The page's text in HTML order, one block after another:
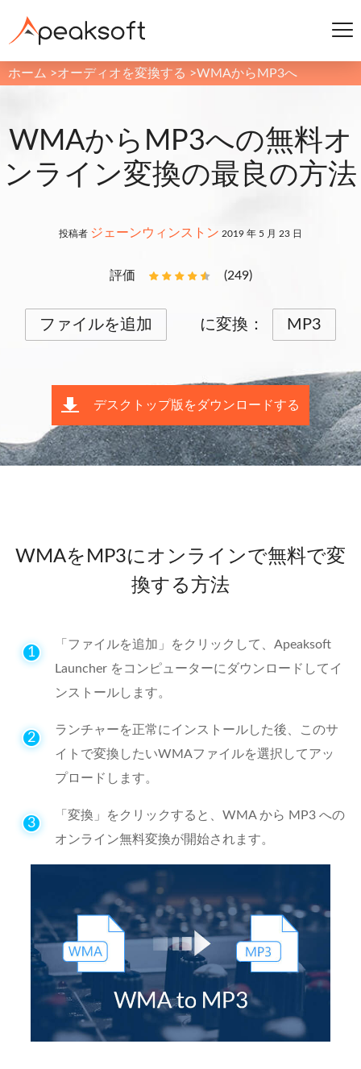
ホーム >オーディオを変換する >WMAからMP3へ
WMAからMP3への無料オ
ンライン変換の最良の方法
投稿者 ジェーンウィンストン 2019 年 5 月 23 日
評価 (249)
ファイルを追加 に変換： MP3
デスクトップ版をダウンロードする
WMAをMP3にオンラインで無料で変
換する方法
1
「ファイルを追加」をクリックして、Apeaksoft
Launcher をコンピューターにダウンロードしてイ
ンストールします。
2
ランチャーを正常にインストールした後、このサ
イトで変換したいWMAファイルを選択してアッ
プロードします。
3
「変換」をクリックすると、WMA から MP3 への
オンライン無料変換が開始されます。